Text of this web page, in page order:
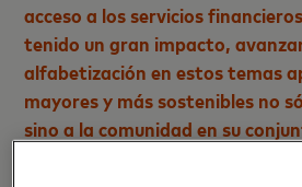
acceso a los servicios
tenido un gran impacto,
alfabetización en estos temas
mayores y más sostenibles no
sino a la comunidad en su